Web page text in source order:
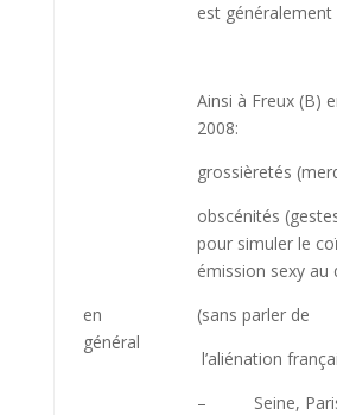
en
général
est généralement
Ainsi à Freux (B)
2008:
grossièretés
obscénités
pour simuler le
émission sexy au
(sans parler de
l’aliénation
– Seine,